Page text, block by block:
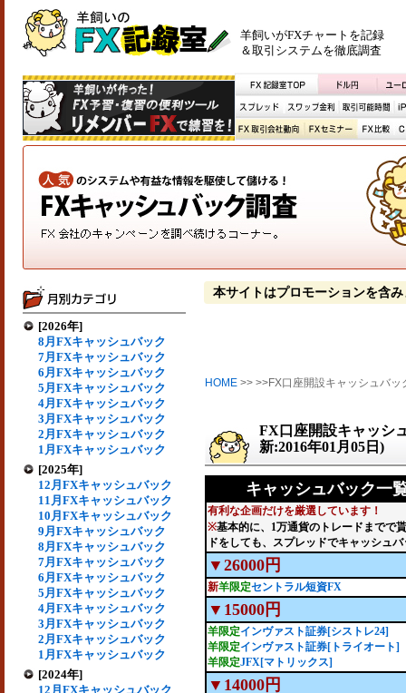
羊飼いがFXチャートを記録
＆取引システムを徹底調査
[2026年]
8月FXキャッシュバック
7月FXキャッシュバック
6月FXキャッシュバック
5月FXキャッシュバック
4月FXキャッシュバック
3月FXキャッシュバック
2月FXキャッシュバック
1月FXキャッシュバック
[2025年]
12月FXキャッシュバック
11月FXキャッシュバック
10月FXキャッシュバック
9月FXキャッシュバック
8月FXキャッシュバック
7月FXキャッシュバック
6月FXキャッシュバック
5月FXキャッシュバック
4月FXキャッシュバック
3月FXキャッシュバック
2月FXキャッシュバック
1月FXキャッシュバック
[2024年]
12月FXキャッシュバック
本サイトはプロモーションを含み
HOME >> >>FX口座開設キャッシュバ
FX口座開設キャッシ
新:2016年01月05日)
キャッシュバック一
有利な企画だけを厳選しています！
※基本的に、1万通貨のトレードまでで
ドをしても、スプレッドでキャッシュ
▼26000円
新羊限定セントラル短資FX
▼15000円
羊限定インヴァスト証券[シストレ24]
羊限定インヴァスト証券[トライオート]
羊限定JFX[マトリックス]
▼14000円